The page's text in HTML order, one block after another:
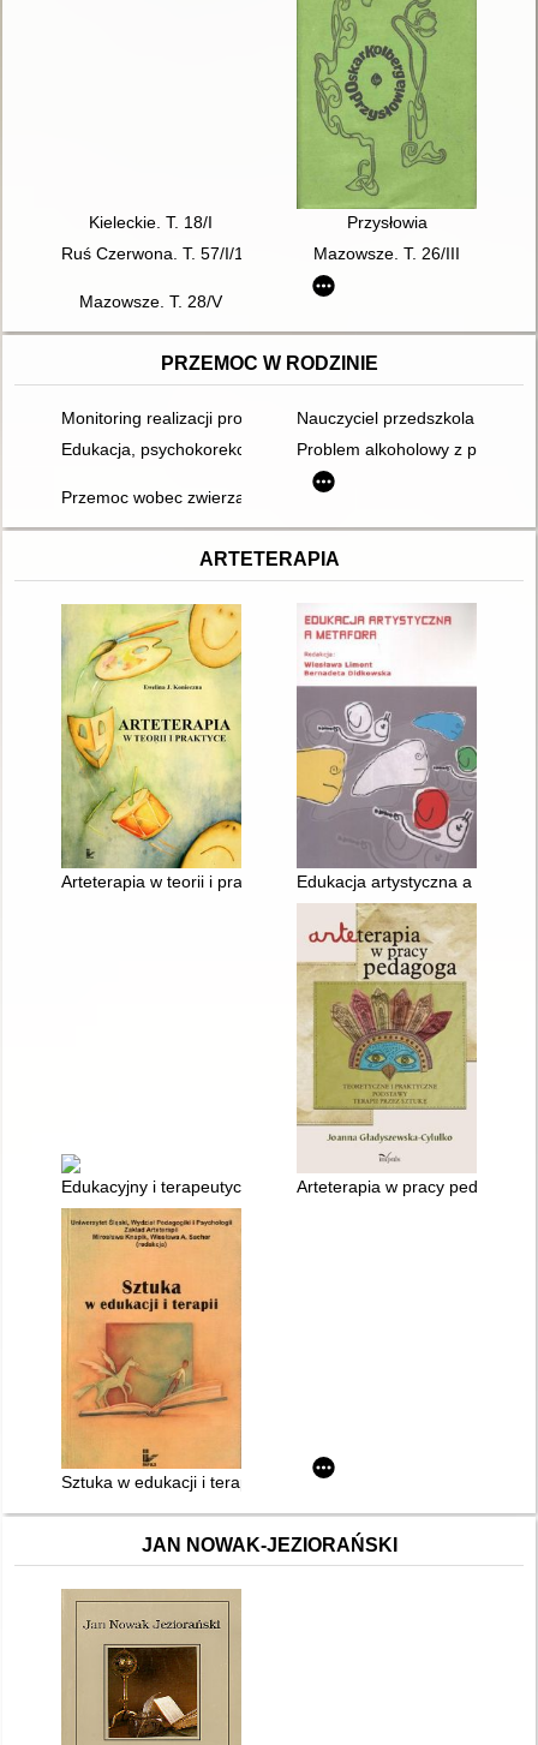
Kieleckie. T. 18/I
Przysłowia
Ruś Czerwona. T. 57/I/1
Mazowsze. T. 26/III
Mazowsze. T. 28/V
PRZEMOC W RODZINIE
Monitoring realizacji procedury "Niebieskie Karty" w Warszawie
Nauczyciel przedszkola a
Edukacja, psychokorekcja i psychoterapia osób stosujących
Problem alkoholowy z
Przemoc wobec zwierząt jako sygnał przemocy wobec kobiet i
ARTETERAPIA
Arteterapia w teorii i praktyce Edukacja artystyczna a
Edukacyjny i terapeutyczny aspekt sztukiArteterapia w pracy pedagoga
Sztuka w edukacji i terapii
JAN NOWAK-JEZIORAŃSKI